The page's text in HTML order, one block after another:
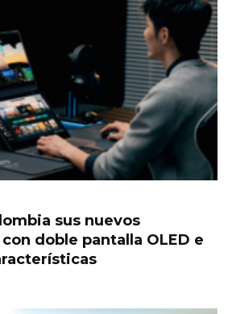
sus nuevos
doble pantalla OLED e